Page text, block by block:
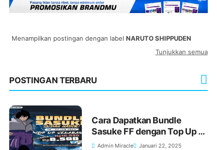
Menampilkan postingan dengan labelNARUTO SHIPPUDEN
Tunjukkan semua
POSTINGAN TERBARU
Cara Dapatkan Bundle
Sasuke FF dengan Top Up di
KIOSGAMER Sekarang Juga!
Admin Miracle Januari 22, 2025